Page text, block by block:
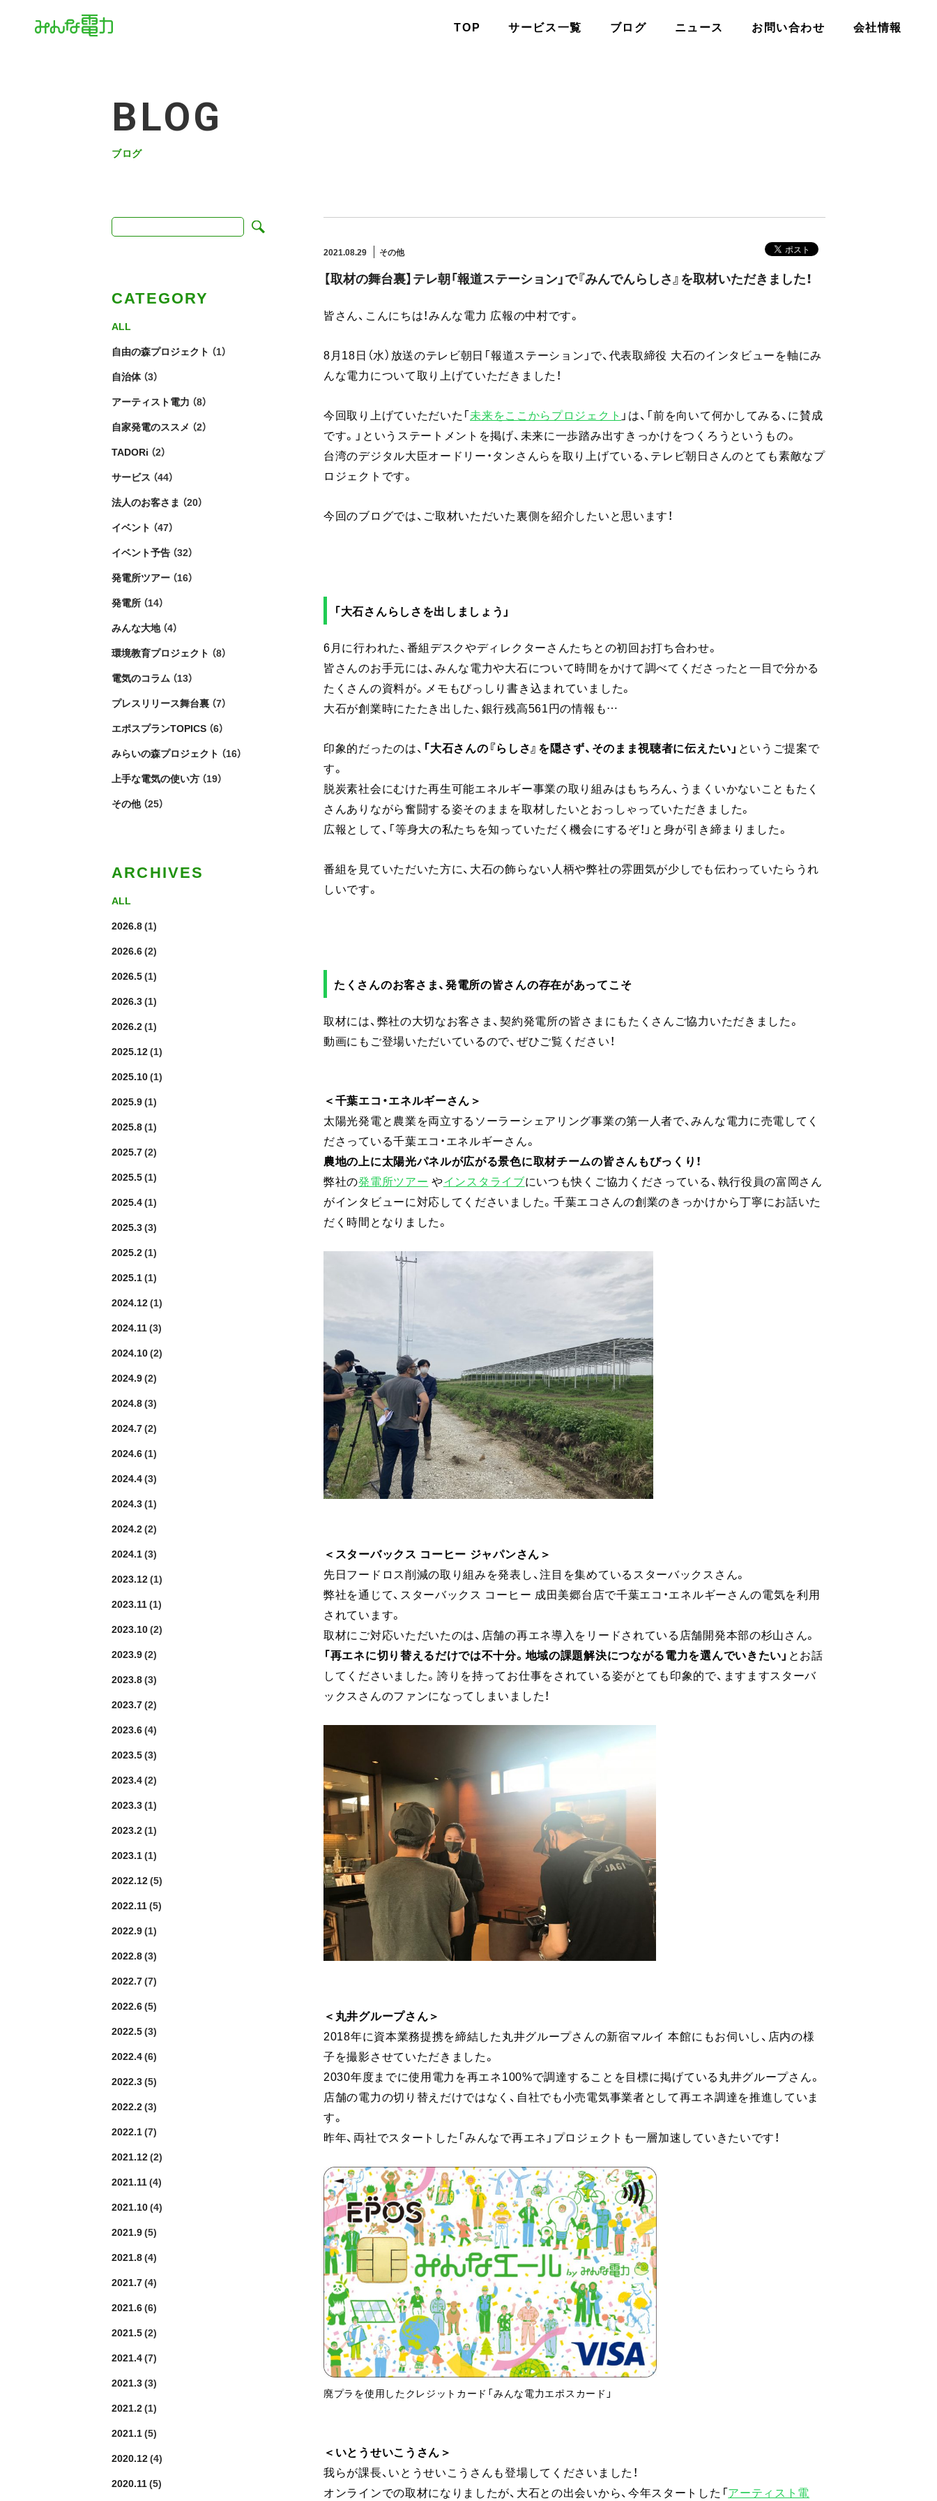
TOP サービス一覧 ブログ ニュース お問い合わせ 会社情報
BLOG
ブログ
2021.08.29 その他
【取材の舞台裏】テレ朝「報道ステーション」で『みんでんらしさ』を取材いただきました！
皆さん、こんにちは！みんな電力 広報の中村です。
8月18日（水）放送のテレビ朝日「報道ステーション」で、代表取締役 大石のインタビューを軸にみ
んな電力について取り上げていただきました！
今回取り上げていただいた「未来をここからプロジェクト 」は、「前を向いて何かしてみる、に賛成
です。」というステートメントを掲げ、未来に一歩踏み出すきっかけをつくろうというもの。
台湾のデジタル大臣オードリー・タンさんらを取り上げている、テレビ朝日さんのとても素敵なプ
ロジェクトです。
今回のブログでは、ご取材いただいた裏側を紹介したいと思います！
「大石さんらしさを出しましょう」
6月に行われた、番組デスクやディレクターさんたちとの初回お打ち合わせ。
皆さんのお手元には、みんな電力や大石について時間をかけて調べてくださったと一目で分かる
たくさんの資料が。メモもびっしり書き込まれていました。
大石が創業時にたたき出した、銀行残高561円の情報も…
印象的だったのは、 「大石さんの『らしさ』を隠さず、そのまま視聴者に伝えたい」 というご提案で
す。
脱炭素社会にむけた再生可能エネルギー事業の取り組みはもちろん、うまくいかないこともたく
さんありながら奮闘する姿そのままを取材したいとおっしゃっていただきました。
広報として、「等身大の私たちを知っていただく機会にするぞ！」と身が引き締まりました。
番組を見ていただいた方に、大石の飾らない人柄や弊社の雰囲気が少しでも伝わっていたらうれ
しいです。
たくさんのお客さま、発電所の皆さんの存在があってこそ
取材には、弊社の大切なお客さま、契約発電所の皆さまにもたくさんご協力いただきました。
動画にもご登場いただいているので、ぜひご覧ください！
＜千葉エコ・エネルギーさん＞
太陽光発電と農業を両立するソーラーシェアリング事業の第一人者で、みんな電力に売電してく
ださっている千葉エコ・エネルギーさん。
農地の上に太陽光パネルが広がる景色に取材チームの皆さんもびっくり！
弊社の発電所ツアー やインスタライブにいつも快くご協力くださっている、執行役員の富岡さん
がインタビューに対応してくださいました。千葉エコさんの創業のきっかけから丁寧にお話いた
だく時間となりました。
＜スターバックス コーヒー ジャパンさん＞
先日フードロス削減の取り組みを発表し、注目を集めているスターバックスさん。
弊社を通じて、スターバックス コーヒー 成田美郷台店で千葉エコ・エネルギーさんの電気を利用
されています。
取材にご対応いただいたのは、店舗の再エネ導入をリードされている店舗開発本部の杉山さん。
「再エネに切り替えるだけでは不十分。地域の課題解決につながる電力を選んでいきたい」 とお話
してくださいました。誇りを持ってお仕事をされている姿がとても印象的で、ますますスターバ
ックスさんのファンになってしまいました！
＜丸井グループさん＞
2018年に資本業務提携を締結した丸井グループさんの新宿マルイ 本館にもお伺いし、店内の様
子を撮影させていただきました。
2030年度までに使用電力を再エネ100%で調達することを目標に掲げている丸井グループさん。
店舗の電力の切り替えだけではなく、自社でも小売電気事業者として再エネ調達を推進していま
す。
昨年、両社でスタートした「みんなで再エネ」プロジェクトも一層加速していきたいです！
廃プラを使用したクレジットカード「みんな電力エポスカード」
＜いとうせいこうさん＞
我らが課長、いとうせいこうさんも登場してくださいました！
オンラインでの取材になりましたが、大石との出会いから、今年スタートした「アーティスト電
CATEGORY
ALL
自由の森プロジェクト （1）
自治体（3）
アーティスト電力 （8）
自家発電のススメ （2）
TADORi （2）
サービス （44）
法人のお客さま （20）
イベント （47）
イベント予告 （32）
発電所ツアー （16）
発電所 （14）
みんな大地（4）
環境教育プロジェクト （8）
電気のコラム （13）
プレスリリース舞台裏 （7）
エポスプランTOPICS （6）
みらいの森プロジェクト （16）
上手な電気の使い方 （19）
その他（25）
ARCHIVES
ALL
2026.8(1)
2026.6(2)
2026.5(1)
2026.3(1)
2026.2(1)
2025.12(1)
2025.10(1)
2025.9(1)
2025.8(1)
2025.7(2)
2025.5(1)
2025.4(1)
2025.3(3)
2025.2(1)
2025.1(1)
2024.12(1)
2024.11(3)
2024.10(2)
2024.9(2)
2024.8(3)
2024.7(2)
2024.6(1)
2024.4(3)
2024.3(1)
2024.2(2)
2024.1(3)
2023.12(1)
2023.11(1)
2023.10(2)
2023.9(2)
2023.8(3)
2023.7(2)
2023.6(4)
2023.5(3)
2023.4(2)
2023.3(1)
2023.2(1)
2023.1(1)
2022.12(5)
2022.11(5)
2022.9(1)
2022.8(3)
2022.7(7)
2022.6(5)
2022.5(3)
2022.4(6)
2022.3(5)
2022.2(3)
2022.1(7)
2021.12(2)
2021.11(4)
2021.10(4)
2021.9(5)
2021.8(4)
2021.7(4)
2021.6(6)
2021.5(2)
2021.4(7)
2021.3(3)
2021.2(1)
2021.1(5)
2020.12(4)
2020.11(5)